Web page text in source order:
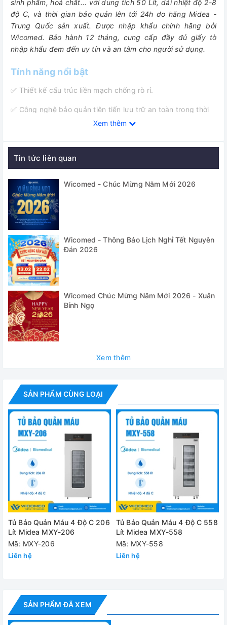
sinh phẩm, hoá chất... với dung tích 50 Lít, dải nhiệt độ 2-8
độ C, và thời gian bảo quản lên tới 24h do hãng Midea -
Trung Quốc sản xuất. Được nhập khẩu chính hãng bởi
Wicomed. Bảo hành 12 tháng, cung cấp đầy đủ giấy tờ
nhập khẩu đem đến uy tín và an tâm cho người sử dụng.
Tính năng nổi bật
✅ Thiết kế cấu trúc liền mạch chống rò rỉ.
✅ Công nghệ bảo quản tiên tiến lưu trữ an toàn trong thời
gian vận chuyển 24/48/72 giờ.
xác cao.
✅ Vật liệu PU/PP không độc hại, chống tia cực tím. Tạo bọt
polyurethane không chứa CFC thân thiện với môi trường.
✅ Phạm vi nhiệt độ môi trường rộng từ -35 độ C đến 55 độ
C.
✅ Khóa và tay cầm bằng nhựa chịu lực cao.
Thông số kỹ thuật
Model MZY-50
Dung tích
Nhiệt độ
Độ dày
Kích thước ngoài 535*415*250
Kích thước trong 430*290*405
Trọng lượng (gồm túi gel) 15.2kg
Cung cấp bao gồm:
✅ Hộp bảo quản
✅ Bộ phụ kiện tiêu chuẩn
✅ Hướng dẫn sử dụng
Đánh giá
Xem thêm
Tin tức liên quan
Wicomed - Chúc Mừng Năm Mới 2026
Wicomed - Thông Báo Lịch Nghỉ Tết Nguyên
Đán 2026
Wicomed Chúc Mừng Năm Mới 2026 - Xuân
Bính Ngọ
Xem thêm
SẢN PHẨM CÙNG LOẠI
Tủ Bảo Quản Máu 4 Độ C 206
Lít Midea MXY-206
Mã: MXY-206
Liên hệ
Tủ Bảo Quản Máu 4 Độ C 558
Lít Midea MXY-558
Mã: MXY-558
Liên hệ
SẢN PHẨM ĐÃ XEM